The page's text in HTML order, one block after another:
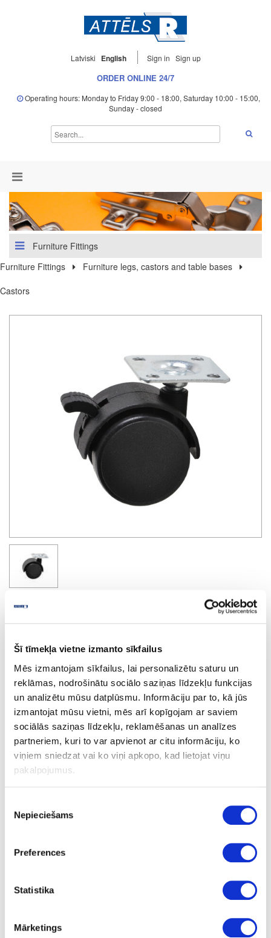
Šī tīmekļa vietne izmanto sīkfailus
Mēs izmantojam sīkfailus, lai personalizētu saturu un
reklāmas, nodrošinātu sociālo saziņas līdzekļu funkcijas
un analizētu mūsu datplūsmu. Informāciju par to, kā jūs
izmantojat mūsu vietni, mēs arī kopīgojam ar saviem
sociālās saziņas līdzekļu, reklamēšanas un analīzes
partneriem, kuri to var apvienot ar citu informāciju, ko
viņiem sniedzat vai ko viņi apkopo, kad lietojat viņu
pakalpojumus.
izvēle
Nepieciešams
Preferences
Statistika
Mārketings
Latviski English Sign in Sign up
ORDER ONLINE 24/7
Operating hours: Monday to Friday 9:00 - 18:00, Saturday 10:00 - 15:00,
Sunday - closed
Furniture Fittings
Furniture Fittings
Furniture legs, castors and table bases
Castors
Swiveling castor, D-50mm
Ask question
Share product link
Print
Swiveling castor with brake, D-